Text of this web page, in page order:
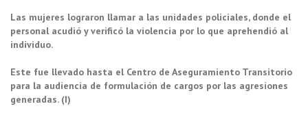
Las mujeres lograron llamar a las unidades policiales, donde el
personal acudió y verificó la violencia por lo que aprehendió al
individuo.
Este fue llevado hasta el Centro de Aseguramiento Transitorio
para la audiencia de formulación de cargos por las agresiones
generadas. (I)